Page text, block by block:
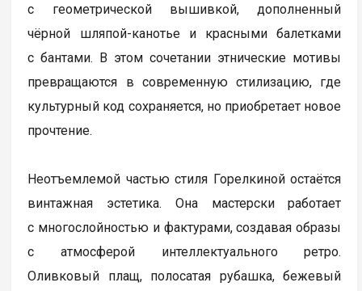
с геометрической вышивкой, дополненный
чёрной шляпой-канотье и красными балетками
с бантами. В этом сочетании этнические мотивы
превращаются в современную стилизацию, где
культурный код сохраняется, но приобретает новое
прочтение.
Неотъемлемой частью стиля Горелкиной остаётся
винтажная эстетика. Она мастерски работает
с многослойностью и фактурами, создавая образы
с атмосферой интеллектуального ретро.
Оливковый плащ, полосатая рубашка, бежевый